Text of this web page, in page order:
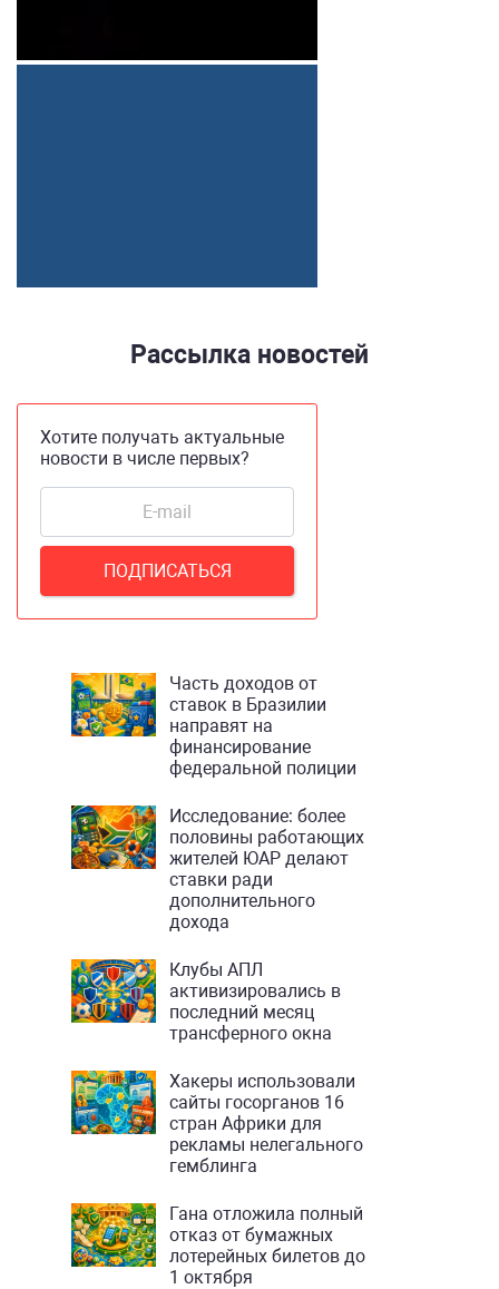
Рассылка новостей
Хотите получать актуальные
новости в числе первых?
Часть доходов от
ставок в Бразилии
направят на
финансирование
федеральной полиции
Исследование: более
половины работающих
жителей ЮАР делают
ставки ради
дополнительного
дохода
Клубы АПЛ
активизировались в
последний месяц
трансферного окна
Хакеры использовали
сайты госорганов 16
стран Африки для
рекламы нелегального
гемблинга
Гана отложила полный
отказ от бумажных
лотерейных билетов до
1 октября